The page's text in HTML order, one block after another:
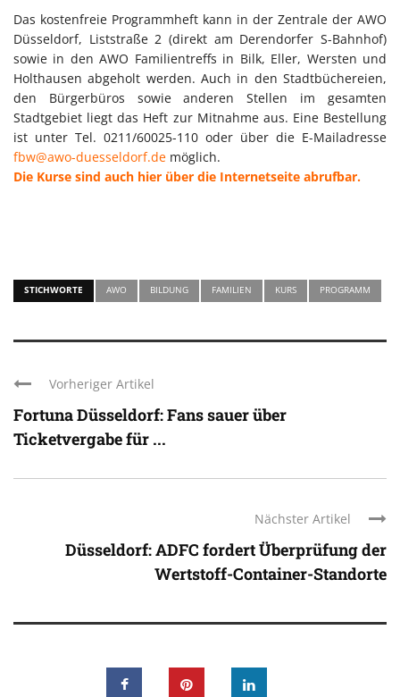
Das kostenfreie Programmheft kann in der Zentrale der AWO
Düsseldorf, Liststraße 2 (direkt am Derendorfer S-Bahnhof)
sowie in den AWO Familientreffs in Bilk, Eller, Wersten und
Holthausen abgeholt werden. Auch in den Stadtbüchereien,
den Bürgerbüros sowie anderen Stellen im gesamten
Stadtgebiet liegt das Heft zur Mitnahme aus. Eine Bestellung
ist unter Tel. 0211/60025-110 oder über die E-Mailadresse
fbw@awo-duesseldorf.de möglich.
Die Kurse sind auch hier über die Internetseite abrufbar.
STICHWORTE AWO BILDUNG FAMILIEN KURS PROGRAMM
Vorheriger Artikel
Fortuna Düsseldorf: Fans sauer über
Ticketvergabe für ...
Nächster Artikel
Düsseldorf: ADFC fordert Überprüfung der
Wertstoff-Container-Standorte